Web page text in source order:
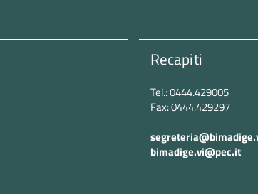
Recapiti
Tel.: 0444.429005
Fax: 0444.429297
bimadige.vi@pec.it